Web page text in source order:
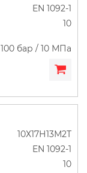
EN 1092-1
10
100 бар / 10 МПа
10Х17Н13М2Т
EN 1092-1
10